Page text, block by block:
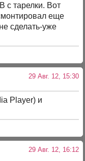
с тарелки. Вот
еще
сделать-уже
29 Авг. 12, 15:30
Player) и
29 Авг. 12, 16:12